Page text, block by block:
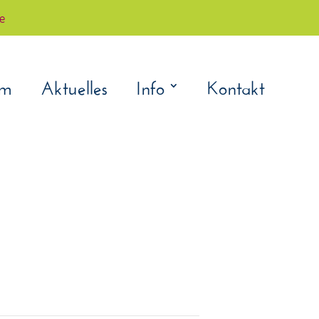
Aktuelles Info Kontakt